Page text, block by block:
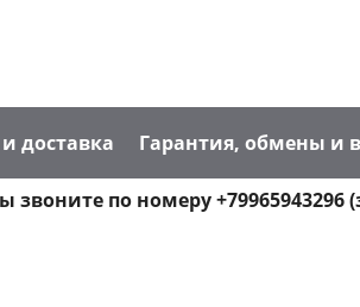
доставка Гарантия, обмены и
по номеру